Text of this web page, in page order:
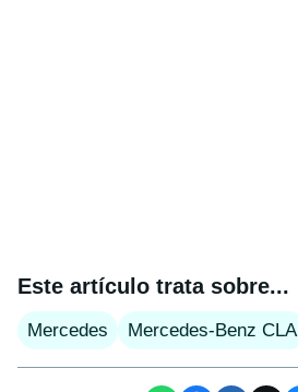
Este artículo trata sobre...
Mercedes Mercedes-Benz CLA